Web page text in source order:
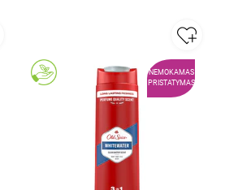
NEMOKAMAS
PRISTATYMAS